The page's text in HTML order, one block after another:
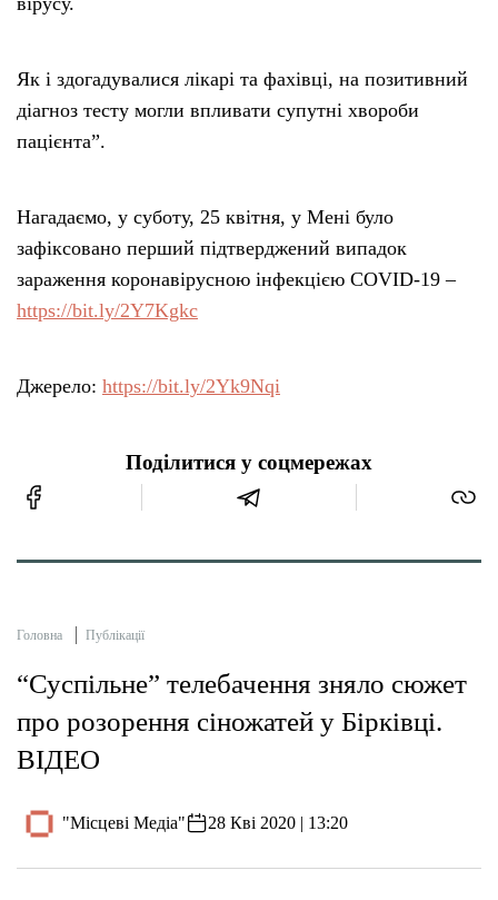
Як і здогадувалися лікарі та фахівці, на позитивний
діагноз тесту могли впливати супутні хвороби
пацієнта”.
Нагадаємо, у суботу, 25 квітня, у Мені було
зафіксовано перший підтверджений випадок
зараження коронавірусною інфекцією COVID-19 –
https://bit.ly/2Y7Kgkc
Джерело: https://bit.ly/2Yk9Nqi
Поділитися у соцмережах
Головна Публікації
“Суспільне” телебачення зняло сюжет
про розорення сіножатей у Бірківці.
ВІДЕО
"Місцеві Медіа" 28 Кві 2020 | 13:20